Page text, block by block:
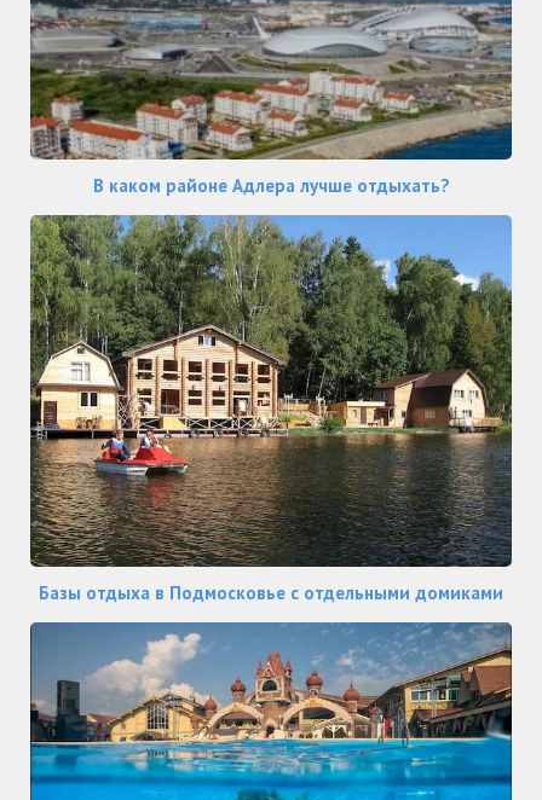
В каком районе Адлера лучше отдыхать?
Базы отдыха в Подмосковье с отдельными домиками